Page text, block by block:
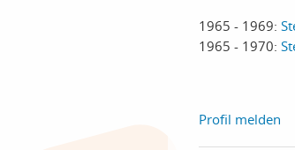
1965 - 1969:
1965 - 1970:
Profil melden